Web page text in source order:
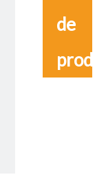
de